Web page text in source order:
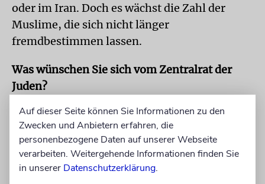
oder im Iran. Doch es wächst die Zahl der
Muslime, die sich nicht länger
fremdbestimmen lassen.
Was wünschen Sie sich vom Zentralrat der
Juden?
mittlerweile viel. Der eigentliche Durchbruch
kam mit dem früheren
Zentralratsvorsitzenden Ignatz Bubis, der
ursprünglich skeptisch war, aber sich dann
Auf dieser Seite können Sie Informationen zu den
Zwecken und Anbietern erfahren, die
personenbezogene Daten auf unserer Webseite
verarbeiten. Weitergehende Informationen finden Sie
in unserer Datenschutzerklärung.